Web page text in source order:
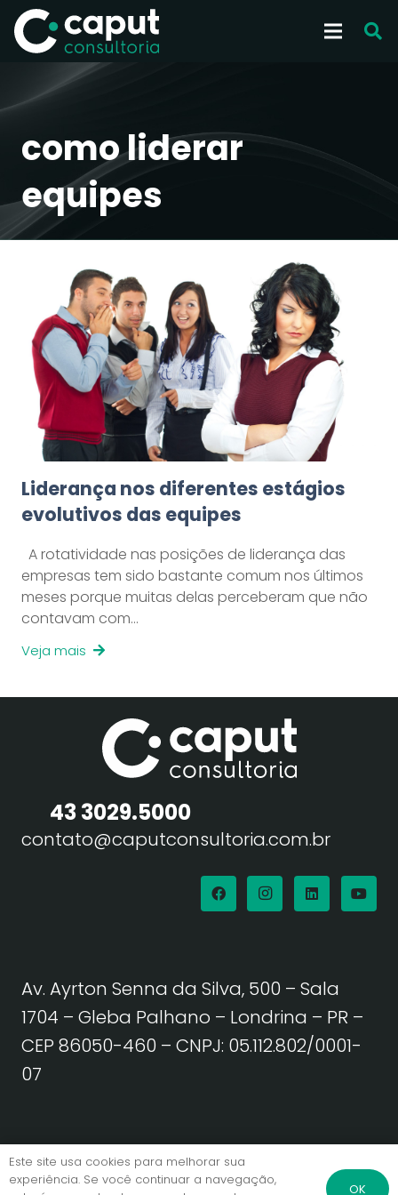
como liderar
equipes
Liderança nos diferentes estágios
evolutivos das equipes
A rotatividade nas posições de liderança das
empresas tem sido bastante comum nos últimos
meses porque muitas delas perceberam que não
contavam com…
Veja mais
43 3029.5000
contato@caputconsultoria.com.br
Av. Ayrton Senna da Silva, 500 – Sala
1704 – Gleba Palhano – Londrina – PR –
CEP 86050-460 – CNPJ: 05.112.802/0001-
07
Política de Privacidade | Termos de Uso
Este site usa cookies para melhorar sua
experiência. Se você continuar a navegação,
OK